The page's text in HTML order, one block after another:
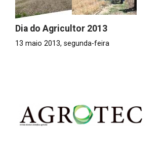
Dia do Agricultor 2013
13 maio 2013, segunda-feira